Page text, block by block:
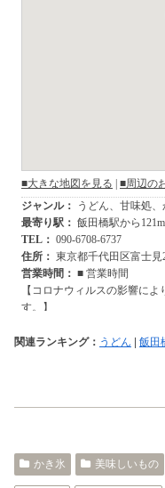
関連ランキング： うどん 飯田
かき氷 美味しいもの